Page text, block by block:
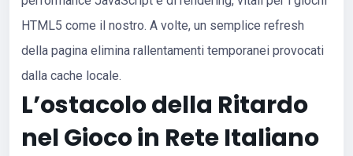
HTML5 come il nostro. A volte, un semplice refresh
della pagina elimina rallentamenti temporanei provocati
dalla cache locale.
L’ostacolo della Ritardo
nel Gioco in Rete Italiano